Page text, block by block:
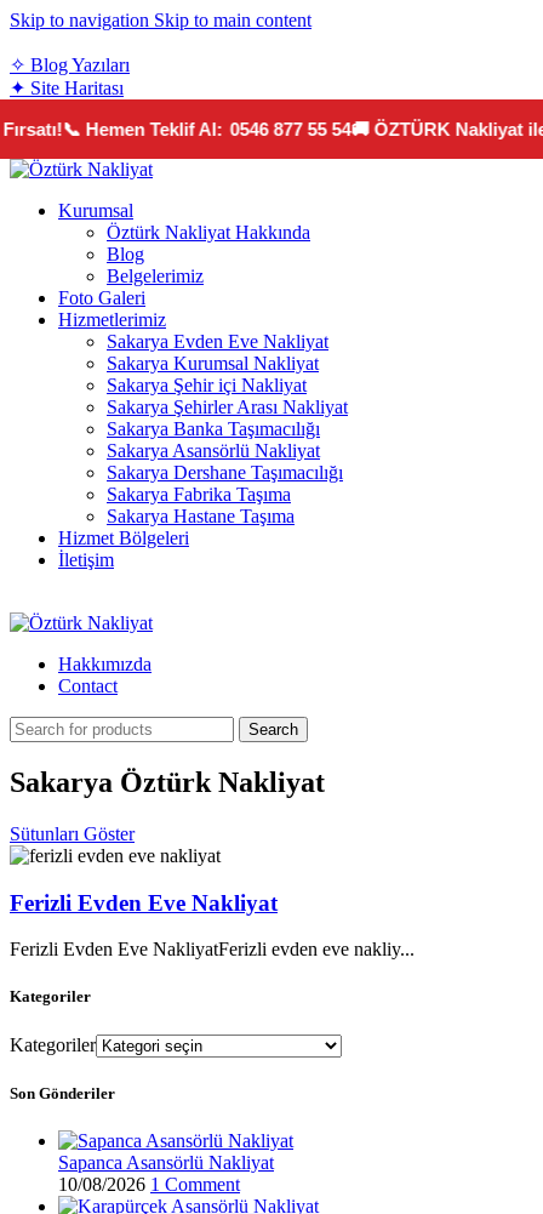
Skip to navigation Skip to main content
✧ Blog Yazıları
✦ Site Haritası
📞 Hemen Teklif Al: 0546 877 55 54🚚 ÖZTÜRK Nakliyat ile
Kurumsal
Öztürk Nakliyat Hakkında
Blog
Belgelerimiz
Foto Galeri
Hizmetlerimiz
Sakarya Evden Eve Nakliyat
Sakarya Kurumsal Nakliyat
Sakarya Şehir içi Nakliyat
Sakarya Şehirler Arası Nakliyat
Sakarya Banka Taşımacılığı
Sakarya Asansörlü Nakliyat
Sakarya Dershane Taşımacılığı
Sakarya Fabrika Taşıma
Sakarya Hastane Taşıma
Hizmet Bölgeleri
İletişim
Hakkımızda
Contact
Search
Sakarya Öztürk Nakliyat
Sütunları Göster
Ferizli Evden Eve Nakliyat
Ferizli Evden Eve NakliyatFerizli evden eve nakliy...
Kategoriler
Kategoriler
Son Gönderiler
Sapanca Asansörlü Nakliyat
10/08/2026 1 Comment